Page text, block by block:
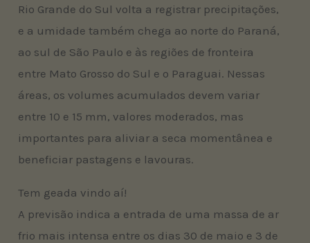
Rio Grande do Sul volta a registrar precipitações,
e a umidade também chega ao norte do Paraná,
ao sul de São Paulo e às regiões de fronteira
entre Mato Grosso do Sul e o Paraguai. Nessas
áreas, os volumes acumulados devem variar
entre 10 e 15 mm, valores moderados, mas
importantes para aliviar a seca momentânea e
beneficiar pastagens e lavouras.
Tem geada vindo aí!
A previsão indica a entrada de uma massa de ar
frio mais intensa entre os dias 30 de maio e 3 de